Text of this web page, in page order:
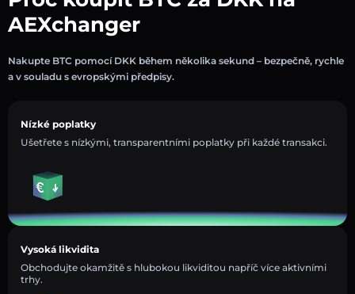
AEXchanger
Nakupte BTC pomocí DKK během několika sekund – bezpečně, rychle
a v souladu s evropskými předpisy.
Nízké poplatky
Ušetřete s nízkými, transparentními poplatky při každé transakci.
Vysoká likvidita
Obchodujte okamžitě s hlubokou likviditou napříč více aktivními
trhy.